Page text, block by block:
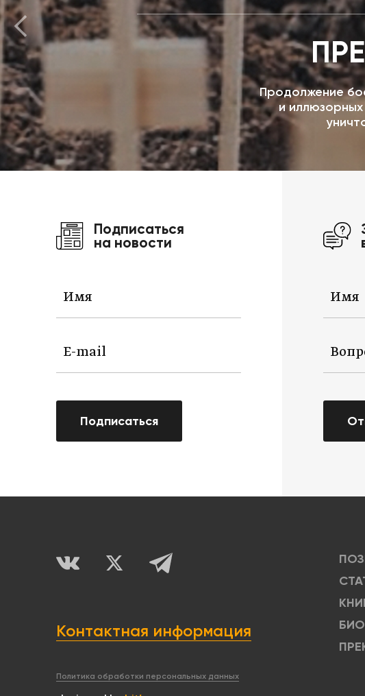
Продолжение
и
Подписаться
на новости
Подписаться
Контактная информация
Политика обработки персональных данных